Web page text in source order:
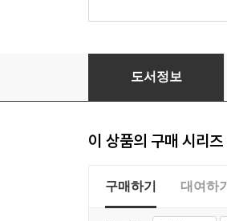
카케구루이 20권
도서정보
이 상품의 구매 시리즈
구매하기 대여하기